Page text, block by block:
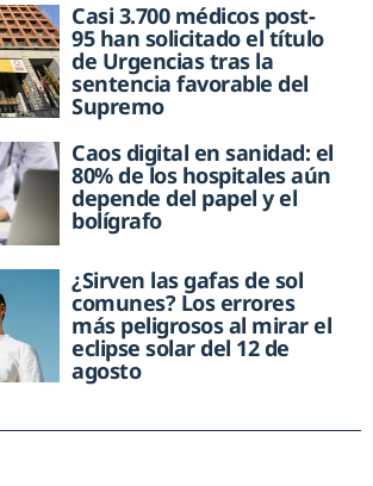
Casi 3.700 médicos post-
95 han solicitado el título
de Urgencias tras la
sentencia favorable del
Supremo
Caos digital en sanidad: el
80% de los hospitales aún
depende del papel y el
bolígrafo
¿Sirven las gafas de sol
comunes? Los errores
más peligrosos al mirar el
eclipse solar del 12 de
agosto